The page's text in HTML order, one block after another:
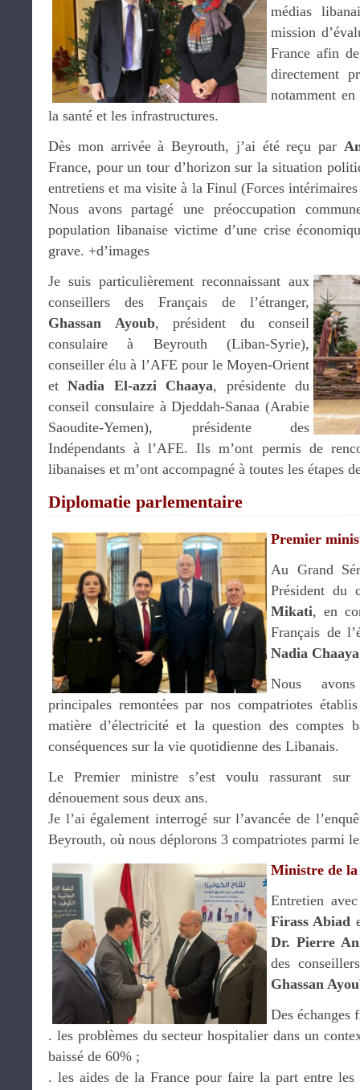
médias
mission
France afin
directement
notamment
la santé et les infrastructures.
Dès mon arrivée à Beyrouth, j’ai été reçu par
France, pour un tour d’horizon sur la situation
entretiens et ma visite à la Finul (Forces
Nous avons partagé une préoccupation
population libanaise victime d’une crise
grave. +d’images
Je suis particulièrement reconnaissant aux
conseillers des Français de l’étranger,
Ghassan Ayoub, président du conseil
consulaire à Beyrouth (Liban-Syrie),
conseiller élu à l’AFE pour le Moyen-Orient
etNadia El-azzi Chaaya, présidente du
conseil consulaire à Djeddah-Sanaa (Arabie
Saoudite-Yemen), présidente des
Indépendants à l’AFE. Ils m’ont permis de
libanaises et m’ont accompagné à toutes les étapes
Diplomatie parlementaire
Premier
Au Grand
Président du
Mikati, en
Français de
Nadia Chaaya
Nous
principales remontées par nos compatriotes
matière d’électricité et la question des comptes
conséquences sur la vie quotidienne des Libanais.
Le Premier ministre s’est voulu rassurant
dénouement sous deux ans.
Je l’ai également interrogé sur l’avancée de
Beyrouth, où nous déplorons 3 compatriotes parmi
Ministre de la
Entretien
Firass Abiad
Dr. Pierre
des
Ghassan
Des échanges
. les problèmes du secteur hospitalier dans un
baissé de 60% ;
. les aides de la France pour faire la part entre les